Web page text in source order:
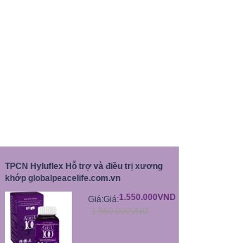
TPCN Hyluflex Hỗ trợ và điều trị xương
khớp globalpeacelife.com.vn
Giá:Giá:1.550.000VND
1.550.000VND